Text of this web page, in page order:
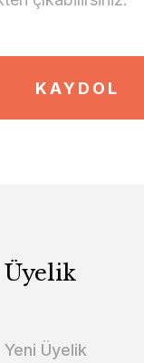
KAYDOL
Üyelik
Yeni Üyelik